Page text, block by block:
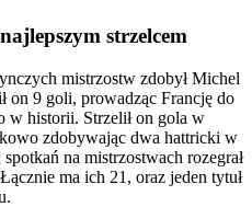
strzelcem
mistrzostw zdobył Michel
on 9 goli, prowadząc Francję do
w historii. Strzelił on gola w
zdobywając dwa hattricki w
na mistrzostwach rozegrał
ma ich 21, oraz jeden tytuł